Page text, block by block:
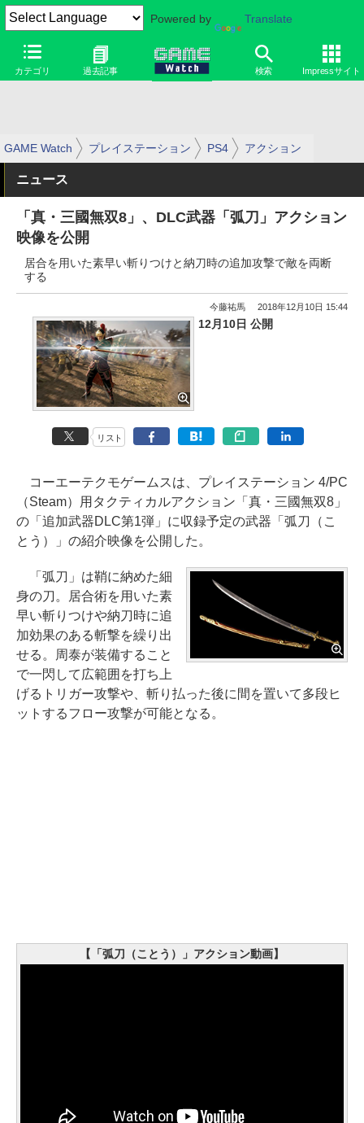
Powered by Translate
カテゴリ 過去記事 検索 Impressサイト
GAME Watch プレイステーション PS4 アクション
ニュース
「真・三國無双8」、DLC武器「弧刀」アクション
映像を公開
居合を用いた素早い斬りつけと納刀時の追加攻撃で敵を両断
する
今藤祐馬 2018年12月10日 15:44
12月10日 公開
リスト
コーエーテクモゲームスは、プレイステーション 4/PC
（Steam）用タクティカルアクション「真・三國無双8」
の「追加武器DLC第1弾」に収録予定の武器「弧刀（こ
とう）」の紹介映像を公開した。
「弧刀」は鞘に納めた細
身の刀。居合術を用いた素
早い斬りつけや納刀時に追
加効果のある斬撃を繰り出
せる。周泰が装備すること
で一閃して広範囲を打ち上
げるトリガー攻撃や、斬り払った後に間を置いて多段ヒ
ットするフロー攻撃が可能となる。
【「弧刀（ことう）」アクション動画】